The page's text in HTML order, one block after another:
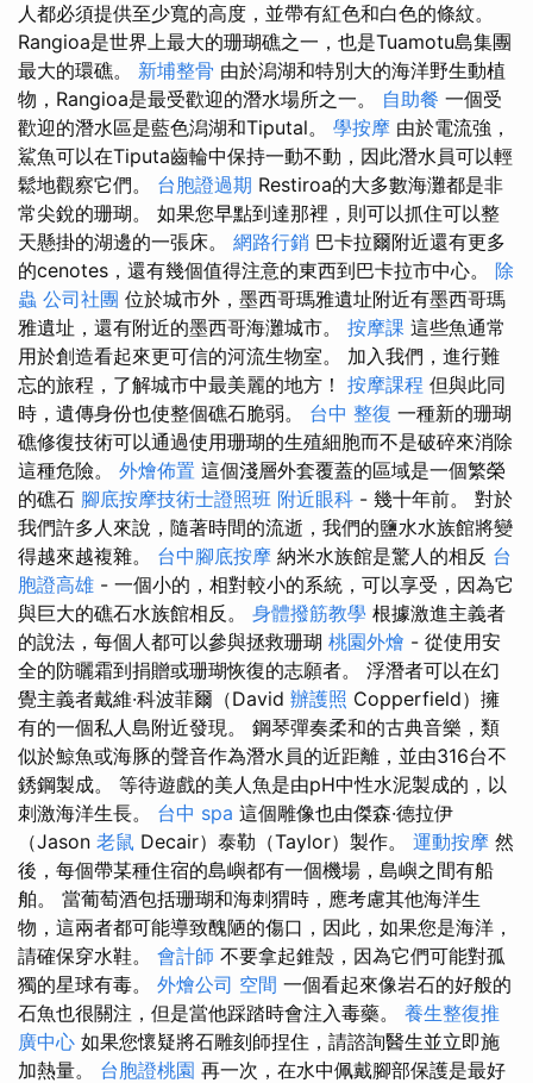
人都必須提供至少寬的高度，並帶有紅色和白色的條紋。
Rangioa是世界上最大的珊瑚礁之一，也是Tuamotu島集團
最大的環礁。 新埔整骨 由於潟湖和特別大的海洋野生動植
物，Rangioa是最受歡迎的潛水場所之一。 自助餐 一個受
歡迎的潛水區是藍色潟湖和Tiputal。 學按摩 由於電流強，
鯊魚可以在Tiputa齒輪中保持一動不動，因此潛水員可以輕
鬆地觀察它們。 台胞證過期 Restiroa的大多數海灘都是非
常尖銳的珊瑚。 如果您早點到達那裡，則可以抓住可以整
天懸掛的湖邊的一張床。 網路行銷 巴卡拉爾附近還有更多
的cenotes，還有幾個值得注意的東西到巴卡拉市中心。 除
蟲 公司社團 位於城市外，墨西哥瑪雅遺址附近有墨西哥瑪
雅遺址，還有附近的墨西哥海灘城市。 按摩課 這些魚通常
用於創造看起來更可信的河流生物室。 加入我們，進行難
忘的旅程，了解城市中最美麗的地方！ 按摩課程 但與此同
時，遺傳身份也使整個礁石脆弱。 台中 整復 一種新的珊瑚
礁修復技術可以通過使用珊瑚的生殖細胞而不是破碎來消除
這種危險。 外燴佈置 這個淺層外套覆蓋的區域是一個繁榮
的礁石 腳底按摩技術士證照班 附近眼科 - 幾十年前。 對於
我們許多人來說，隨著時間的流逝，我們的鹽水水族館將變
得越來越複雜。 台中腳底按摩 納米水族館是驚人的相反 台
胞證高雄 - 一個小的，相對較小的系統，可以享受，因為它
與巨大的礁石水族館相反。 身體撥筋教學 根據激進主義者
的說法，每個人都可以參與拯救珊瑚 桃園外燴 - 從使用安
全的防曬霜到捐贈或珊瑚恢復的志願者。 浮潛者可以在幻
覺主義者戴維·科波菲爾（David 辦護照 Copperfield）擁
有的一個私人島附近發現。 鋼琴彈奏柔和的古典音樂，類
似於鯨魚或海豚的聲音作為潛水員的近距離，並由316台不
銹鋼製成。 等待遊戲的美人魚是由pH中性水泥製成的，以
刺激海洋生長。 台中 spa 這個雕像也由傑森·德拉伊
（Jason 老鼠 Decair）泰勒（Taylor）製作。 運動按摩 然
後，每個帶某種住宿的島嶼都有一個機場，島嶼之間有船
舶。 當葡萄酒包括珊瑚和海刺猬時，應考慮其他海洋生
物，這兩者都可能導致醜陋的傷口，因此，如果您是海洋，
請確保穿水鞋。 會計師 不要拿起錐殼，因為它們可能對孤
獨的星球有毒。 外燴公司 空間 一個看起來像岩石的好般的
石魚也很關注，但是當他踩踏時會注入毒藥。 養生整復推
廣中心 如果您懷疑將石雕刻師捏住，請諮詢醫生並立即施
加熱量。 台胞證桃園 再一次，在水中佩戴腳部保護是最好